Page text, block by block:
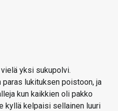
yksi sukupolvi.
paras lukituksen poistoon, ja
kun kaikkien oli pakko
kyllä kelpaisi sellainen luuri